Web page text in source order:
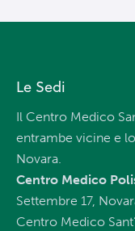
Le Sedi
Il Centro Medico
entrambe vicine e
Novara.
Centro Medico
Settembre 17,
Centro Medico